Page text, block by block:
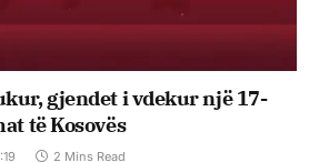
gjendet i vdekur një 17-
të Kosovës
2 Mins Read